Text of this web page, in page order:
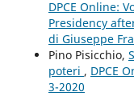
DPCE Online:
Presidency
di Giuseppe
Pino Pisicchio,
poteri , DPCE
3-2020